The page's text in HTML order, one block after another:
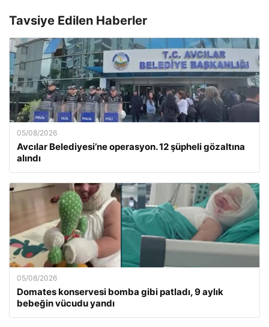
Tavsiye Edilen Haberler
05/08/2026
Avcılar Belediyesi’ne operasyon. 12 şüpheli gözaltına
alındı
05/08/2026
Domates konservesi bomba gibi patladı, 9 aylık
bebeğin vücudu yandı